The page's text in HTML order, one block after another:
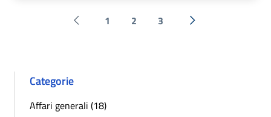
Pagina precedente
1 2 3 Successiva »
Categorie
Affari generali (18)